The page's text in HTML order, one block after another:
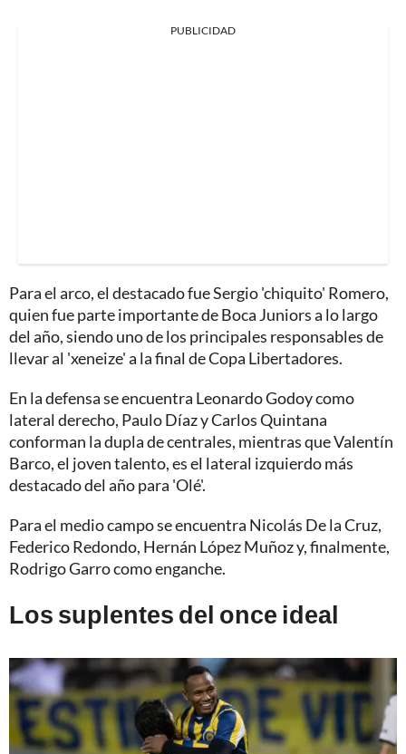
PUBLICIDAD
Para el arco, el destacado fue Sergio 'chiquito' Romero,
quien fue parte importante de Boca Juniors a lo largo
del año, siendo uno de los principales responsables de
llevar al 'xeneize' a la final de Copa Libertadores.
En la defensa se encuentra Leonardo Godoy como
lateral derecho, Paulo Díaz y Carlos Quintana
conforman la dupla de centrales, mientras que Valentín
Barco, el joven talento, es el lateral izquierdo más
destacado del año para 'Olé'.
Para el medio campo se encuentra Nicolás De la Cruz,
Federico Redondo, Hernán López Muñoz y, finalmente,
Rodrigo Garro como enganche.
Los suplentes del once ideal